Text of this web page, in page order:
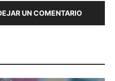
UN COMENTARIO